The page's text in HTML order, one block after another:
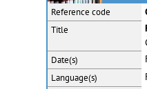
Reference code
Title
Date(s)
Language(s)